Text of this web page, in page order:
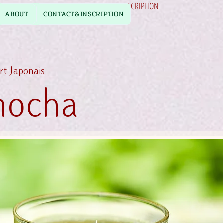
ABOUT CONTACT&INSCRIPTION
ABOUT CONTACT&INSCRIPTION
Japonais